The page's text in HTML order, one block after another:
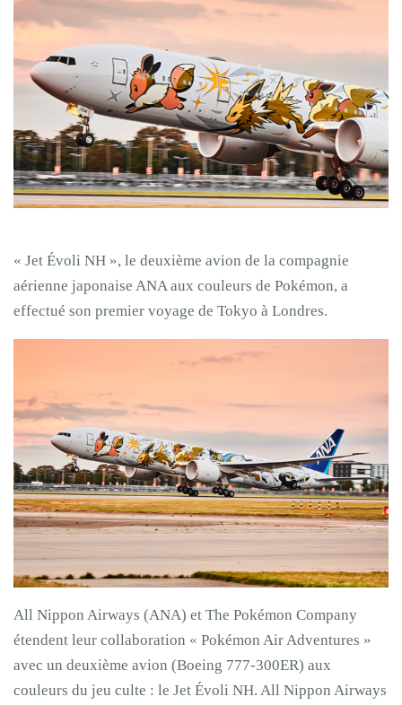
« Jet Évoli NH », le deuxième avion de la compagnie
aérienne japonaise ANA aux couleurs de Pokémon, a
effectué son premier voyage de Tokyo à Londres.
All Nippon Airways (ANA) et The Pokémon Company
étendent leur collaboration « Pokémon Air Adventures »
avec un deuxième avion (Boeing 777-300ER) aux
couleurs du jeu culte : le Jet Évoli NH. All Nippon Airways